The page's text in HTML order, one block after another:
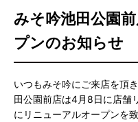
みそ吟池田公園
プンのお知らせ
いつもみそ吟にご来店を頂
田公園前店は4月8日に店舗
にリニューアルオープンを